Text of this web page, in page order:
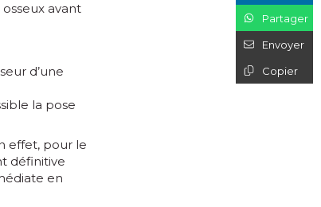
avant
d’une
la pose
effet, pour le
définitive
en
Partager
Envoyer
Copier